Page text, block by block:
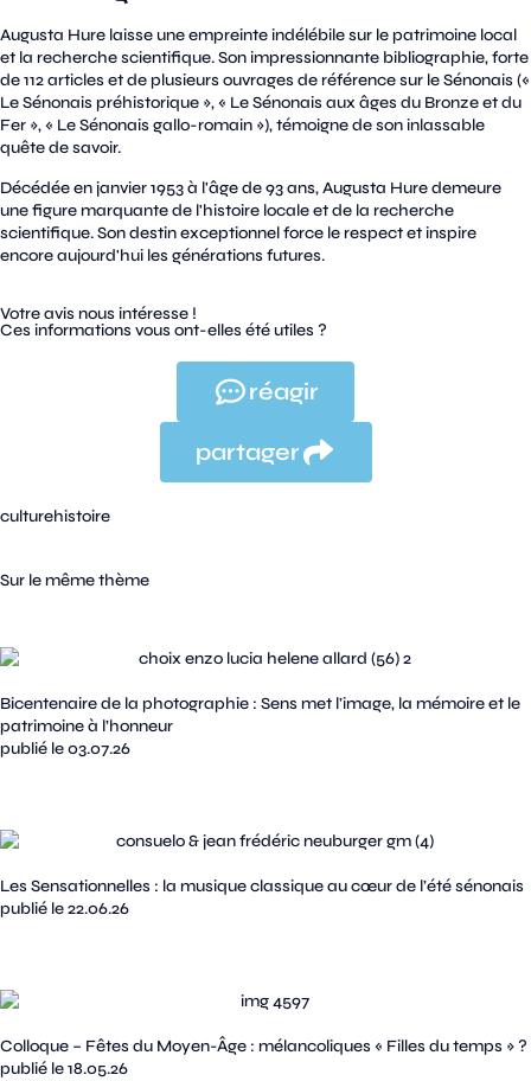
Augusta Hure laisse une empreinte indélébile sur le patrimoine local
et la recherche scientifique. Son impressionnante bibliographie, forte
de 112 articles et de plusieurs ouvrages de référence sur le Sénonais («
Le Sénonais préhistorique », « Le Sénonais aux âges du Bronze et du
Fer », « Le Sénonais gallo-romain »), témoigne de son inlassable
quête de savoir.
Décédée en janvier 1953 à l'âge de 93 ans, Augusta Hure demeure
une figure marquante de l'histoire locale et de la recherche
scientifique. Son destin exceptionnel force le respect et inspire
encore aujourd'hui les générations futures.
Votre avis nous intéresse !
Ces informations vous ont-elles été utiles ?
réagir
partager
culturehistoire
Sur le même thème
Bicentenaire de la photographie : Sens met l’image, la mémoire et le
patrimoine à l’honneur
publié le 03.07.26
Les Sensationnelles : la musique classique au cœur de l’été sénonais
publié le 22.06.26
Colloque – Fêtes du Moyen-Âge : mélancoliques « Filles du temps » ?
publié le 18.05.26